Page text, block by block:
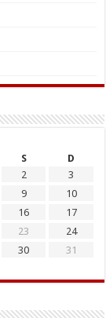
S
D
2
3
9
10
16
17
23
24
30
31